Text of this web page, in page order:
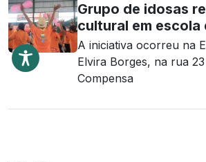
Grupo de idosas
cultural em escola
A iniciativa ocorreu na
Elvira Borges, na rua
Compensa